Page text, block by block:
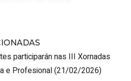
participarán nas III Xornadas
e Profesional(21/02/2026)